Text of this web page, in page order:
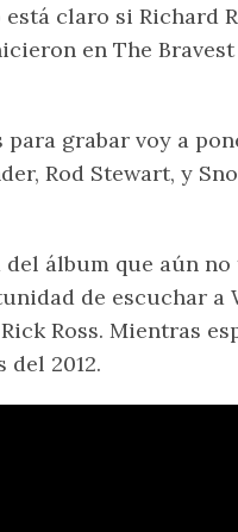
claro si Richard
en The
grabar voy a
Rod Stewart, y
álbum que aún no
de escuchar a
Ross. Mientras
2012.